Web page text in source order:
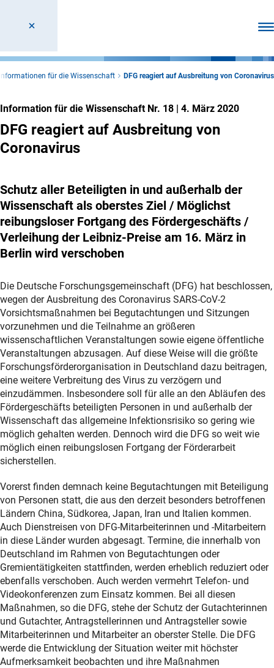
für die Wissenschaft DFG reagiert auf Ausbreitung von Coronavirus
Information für die Wissenschaft Nr. 18 | 4. März 2020
DFG reagiert auf Ausbreitung von
Coronavirus
Schutz aller Beteiligten in und außerhalb der
Wissenschaft als oberstes Ziel / Möglichst
reibungsloser Fortgang des Fördergeschäfts /
Verleihung der Leibniz-Preise am 16. März in
Berlin wird verschoben
Die Deutsche Forschungsgemeinschaft (DFG) hat beschlossen,
wegen der Ausbreitung des Coronavirus SARS-CoV-2
Vorsichtsmaßnahmen bei Begutachtungen und Sitzungen
vorzunehmen und die Teilnahme an größeren
wissenschaftlichen Veranstaltungen sowie eigene öffentliche
Veranstaltungen abzusagen. Auf diese Weise will die größte
Forschungsförderorganisation in Deutschland dazu beitragen,
eine weitere Verbreitung des Virus zu verzögern und
einzudämmen. Insbesondere soll für alle an den Abläufen des
Fördergeschäfts beteiligten Personen in und außerhalb der
Wissenschaft das allgemeine Infektionsrisiko so gering wie
möglich gehalten werden. Dennoch wird die DFG so weit wie
möglich einen reibungslosen Fortgang der Förderarbeit
sicherstellen.
Vorerst finden demnach keine Begutachtungen mit Beteiligung
von Personen statt, die aus den derzeit besonders betroffenen
Ländern China, Südkorea, Japan, Iran und Italien kommen.
Auch Dienstreisen von DFG-Mitarbeiterinnen und -Mitarbeitern
in diese Länder wurden abgesagt. Termine, die innerhalb von
Deutschland im Rahmen von Begutachtungen oder
Gremientätigkeiten stattfinden, werden erheblich reduziert oder
ebenfalls verschoben. Auch werden vermehrt Telefon- und
Videokonferenzen zum Einsatz kommen. Bei all diesen
Maßnahmen, so die DFG, stehe der Schutz der Gutachterinnen
und Gutachter, Antragstellerinnen und Antragsteller sowie
Mitarbeiterinnen und Mitarbeiter an oberster Stelle. Die DFG
werde die Entwicklung der Situation weiter mit höchster
Aufmerksamkeit beobachten und ihre Maßnahmen